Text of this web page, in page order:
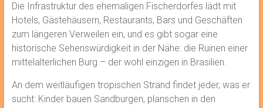
Die Infrastruktur des ehemaligen Fischerdorfes lädt mit
Hotels, Gästehäusern, Restaurants, Bars und Geschäften
zum längeren Verweilen ein, und es gibt sogar eine
historische Sehenswürdigkeit in der Nähe: die Ruinen einer
mittelalterlichen Burg – der wohl einzigen in Brasilien.
An dem weitläufigen tropischen Strand findet jeder, was er
sucht: Kinder bauen Sandburgen, planschen in den